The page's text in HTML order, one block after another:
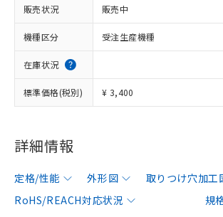
販売状況 販売中
機種区分 受注生産機種
在庫状況
標準価格(税別) ¥ 3,400
詳細情報
定格/性能 外形図 取りつけ穴加工
RoHS/REACH対応状況
規